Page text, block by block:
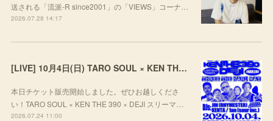
送される「流派-R since2001」の「VIEWS」コーナ…
2026.07.28 14:17
[LIVE] 10月4日(日) TARO SOUL × KEN THE 390 × DEJI スリーマンLIVE "THREE THE HARD WAY” @ ORD. 代官山
本日チケット販売開始しました。ぜひお越しくださ
い！TARO SOUL × KEN THE 390 × DEJI スリーマ…
2026.07.24 11:00